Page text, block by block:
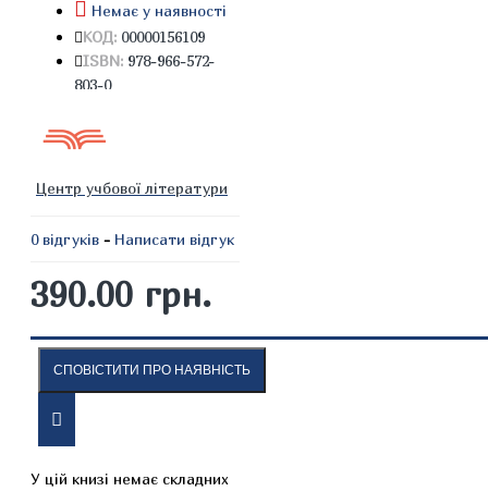
Немає у наявності
КОД: 00000156109
ISBN: 978-966-572-
803-0
Центр учбової літератури
0 відгуків - Написати відгук
390.00 грн.
СПОВІСТИТИ ПРО НАЯВНІСТЬ
ОПИС ВІДГУКИ
У цій книзі немає складних